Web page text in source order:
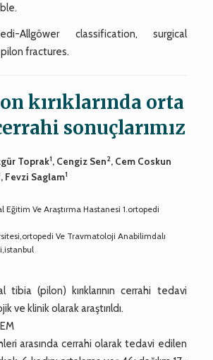
Allgöwer classification, surgical
fractures.
kırıklarında orta
sonuçlarımız
Toprak1, Cengiz Sen2, Cem Coskun
, Fevzi Saglam1
Eğitim Ve Araştırma Hastanesi 1.ortopedi
Ve Travmatoloji Anabilimdalı
tibia (pilon) kırıklarının cerrahi tedavi
ve klinik olarak araştırıldı.
arasında cerrahi olarak tedavi edilen